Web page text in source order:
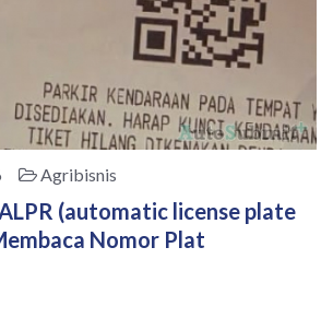
Agribisnis
(automatic license plate
Nomor Plat